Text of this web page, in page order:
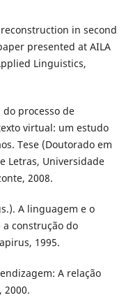
in second
presented at AILA
Linguistics,
do processo de
virtual: um estudo
Tese (Doutorado em
Letras, Universidade
2008.
A linguagem e o
a construção do
1995.
A relação
2000.